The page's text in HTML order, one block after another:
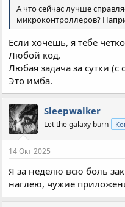
А что сейчас лучше
микроконтроллеров?
Если хочешь, я тебе
Любой код.
Любая задача за сутки (с
Это имба.
Sleepwalker
Let the galaxy burn
14 Окт 2025
Я за неделю всю боль
наглею, чужие